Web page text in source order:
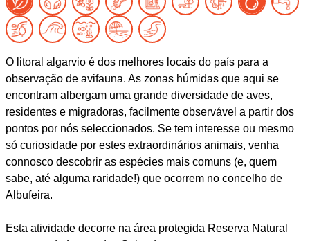
O litoral algarvio é dos melhores locais do país para a
observação de avifauna. As zonas húmidas que aqui se
encontram albergam uma grande diversidade de aves,
residentes e migradoras, facilmente observável a partir dos
pontos por nós seleccionados. Se tem interesse ou mesmo
só curiosidade por estes extraordinários animais, venha
connosco descobrir as espécies mais comuns (e, quem
sabe, até alguma raridade!) que ocorrem no concelho de
Albufeira.
Esta atividade decorre na área protegida Reserva Natural